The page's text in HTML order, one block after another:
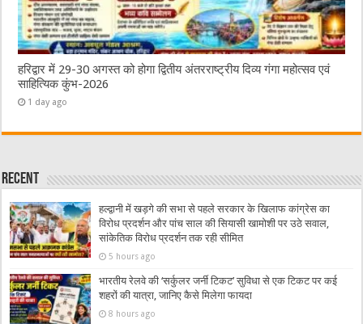
हरिद्वार में 29-30 अगस्त को होगा द्वितीय अंतरराष्ट्रीय दिव्य गंगा महोत्सव एवं
साहित्यिक कुंभ-2026
1 day ago
Recent
हल्द्वानी में खड़गे की सभा से पहले सरकार के खिलाफ कांग्रेस का
विरोध प्रदर्शन और पांच साल की सियासी खामोशी पर उठे सवाल,
सांकेतिक विरोध प्रदर्शन तक रही सीमित
5 hours ago
भारतीय रेलवे की ‘सर्कुलर जर्नी टिकट’ सुविधा से एक टिकट पर कई
शहरों की यात्रा, जानिए कैसे मिलेगा फायदा
8 hours ago